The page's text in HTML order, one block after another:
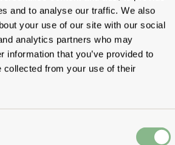
and to analyse our traffic. We also
your use of our site with our social
analytics partners who may
information that you’ve provided to
collected from your use of their